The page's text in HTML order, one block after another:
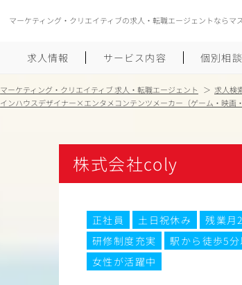
マーケティング・クリエイティブの求人・転職エージェントならマ
求人情報 サービス内容 個別相
職務経歴
ポートフ
面接対策
マーケティング・クリエイティブ 求人・転職エージェント 求人検
インハウスデザイナー×エンタメコンテンツメーカー（ゲーム・映画・
株式会社coly
正社員 土日祝休み 残業月
研修制度充実
駅から徒歩5分
女性が活躍中